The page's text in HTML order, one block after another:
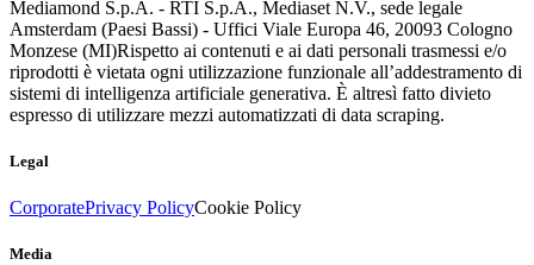
Mediamond S.p.A. - RTI S.p.A., Mediaset N.V., sede legale
Amsterdam (Paesi Bassi) - Uffici Viale Europa 46, 20093 Cologno
Monzese (MI)Rispetto ai contenuti e ai dati personali trasmessi e/o
riprodotti è vietata ogni utilizzazione funzionale all’addestramento di
sistemi di intelligenza artificiale generativa. È altresì fatto divieto
espresso di utilizzare mezzi automatizzati di data scraping.
Legal
CorporatePrivacy PolicyCookie Policy
Media